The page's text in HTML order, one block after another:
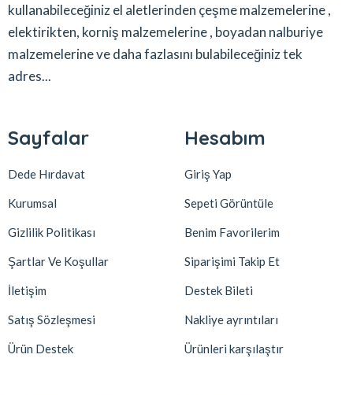
kullanabileceğiniz el aletlerinden çeşme malzemelerine ,
elektirikten, korniş malzemelerine , boyadan nalburiye
malzemelerine ve daha fazlasını bulabileceğiniz tek
adres...
Sayfalar
Dede Hırdavat
Kurumsal
Gizlilik Politikası
Şartlar Ve Koşullar
İletişim
Satış Sözleşmesi
Ürün Destek
Hesabım
Giriş Yap
Sepeti Görüntüle
Benim Favorilerim
Siparişimi Takip Et
Destek Bileti
Nakliye ayrıntıları
Ürünleri karşılaştır